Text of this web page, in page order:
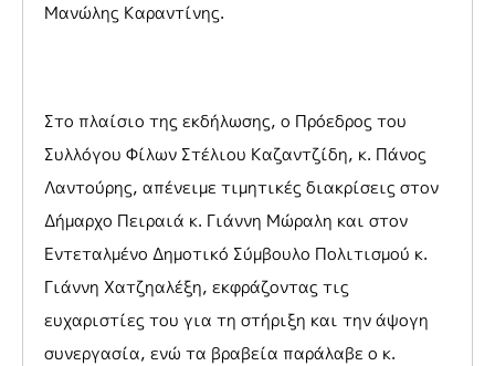
Μανώλης Καραντίνης.
Στο πλαίσιο της εκδήλωσης, ο Πρόεδρος του
Συλλόγου Φίλων Στέλιου Καζαντζίδη, κ. Πάνος
Λαντούρης, απένειμε τιμητικές διακρίσεις στον
Δήμαρχο Πειραιά κ. Γιάννη Μώραλη και στον
Εντεταλμένο Δημοτικό Σύμβουλο Πολιτισμού κ.
Γιάννη Χατζηαλέξη, εκφράζοντας τις
ευχαριστίες του για τη στήριξη και την άψογη
συνεργασία, ενώ τα βραβεία παράλαβε ο κ.